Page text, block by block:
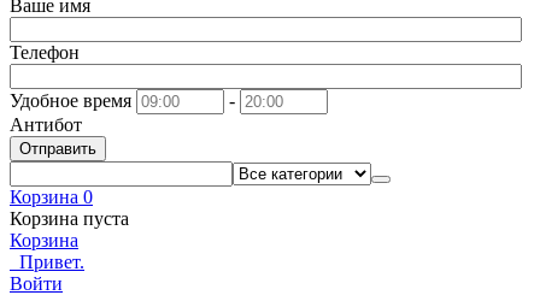
Ваше имя
Телефон
Удобное время
-
Антибот
Отправить
Корзина 0
Корзина пуста
Корзина
Привет.
Войти